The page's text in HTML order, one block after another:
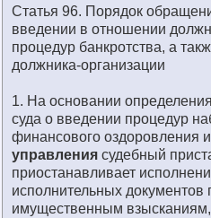
Статья 96. Порядок
введении в отношении
процедур банкротства, а
должника-организации
1. На основании
суда о введении процедур
финансового оздоровления
управления судебный
приостанавливает
исполнительных документов
имущественным